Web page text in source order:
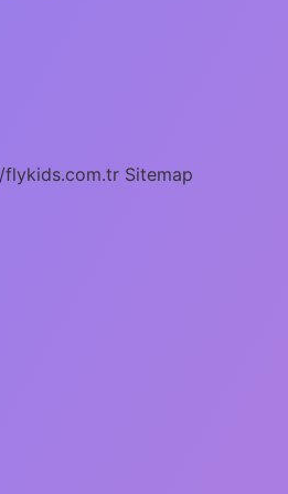
flykids.com.tr Sitemap